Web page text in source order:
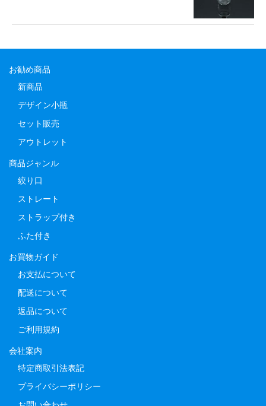
お勧め商品
新商品
デザイン小瓶
セット販売
アウトレット
商品ジャンル
絞り口
ストレート
ストラップ付き
ふた付き
お買物ガイド
お支払について
配送について
返品について
ご利用規約
会社案内
特定商取引法表記
プライバシーポリシー